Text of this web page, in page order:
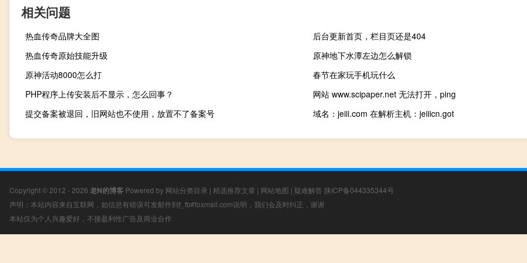
相关问题
热血传奇品牌大全图
后台更新首页，栏目页还是404
热血传奇原始技能升级
原神地下水潭左边怎么解锁
原神活动8000怎么打
春节在家玩手机玩什么
PHP程序上传安装后不显示，怎么回事？
网站 www.scipaper.net 无法打开，ping
提交备案被退回，旧网站也不使用，放置不了备案号
域名：jeiii.com 在解析主机：jeiiicn.got
Copyright © 2012 - 2026 老N的博客 Powered by 网站分类目录 | 精选推荐文章 | 网站地图 | 疑难解答 陕ICP备044335344号
声明：本站内容来自互联网，如信息有错误可发邮件到f_fb#foxmail.com说明，我们会及时纠正，谢谢
本站仅为个人兴趣爱好，不接盈利性广告及商业合作